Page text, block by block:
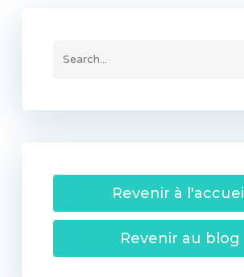
Revenir à l'accueil
Revenir au blog